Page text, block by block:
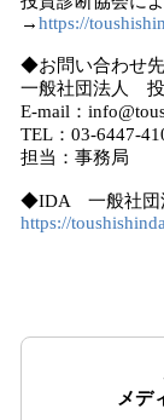
→https://
◆お問い合わせ
一般社団法人
E-mail：
TEL：03-6447-
担当：事務局
◆IDA 一般社団
https://
メデ